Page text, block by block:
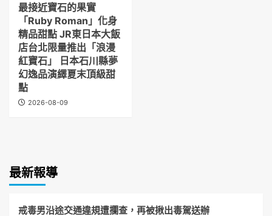
最接近寶石的果實
「Ruby Roman」化身
精品甜點 JR東日本大飯
店台北限量推出「浪漫
紅寶石」 日本石川縣夢
幻逸品演繹夏末頂級甜
點
2026-08-09
最新報導
戒毒男沿途交通違規遭攔查，再被揪出毒駕送辦